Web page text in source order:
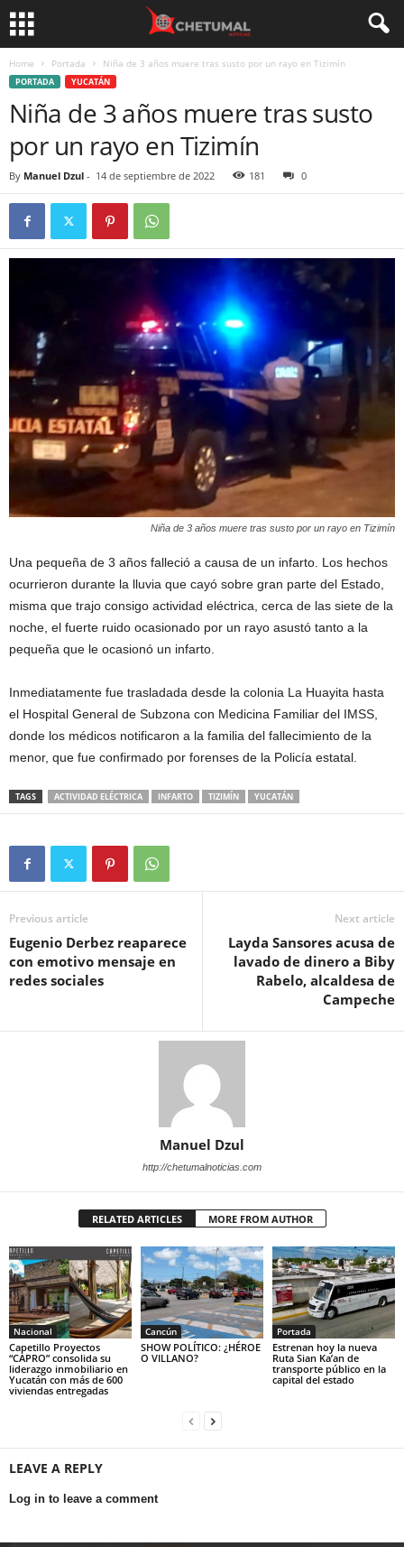
Home Portada Niña de 3 años muere tras susto por un rayo en Tizimín
PORTADA YUCATÁN
Niña de 3 años muere tras susto
por un rayo en Tizimín
By Manuel Dzul - 14 de septiembre de 2022 181 0
Niña de 3 años muere tras susto por un rayo en Tizimín
Una pequeña de 3 años falleció a causa de un infarto. Los hechos
ocurrieron durante la lluvia que cayó sobre gran parte del Estado,
misma que trajo consigo actividad eléctrica, cerca de las siete de la
noche, el fuerte ruido ocasionado por un rayo asustó tanto a la
pequeña que le ocasionó un infarto.
Inmediatamente fue trasladada desde la colonia La Huayita hasta
el Hospital General de Subzona con Medicina Familiar del IMSS,
donde los médicos notificaron a la familia del fallecimiento de la
menor, que fue confirmado por forenses de la Policía estatal.
TAGS ACTIVIDAD ELÉCTRICA INFARTO TIZIMÍN YUCATÁN
Previous article
Eugenio Derbez reaparece
con emotivo mensaje en
redes sociales
Next article
Layda Sansores acusa de
lavado de dinero a Biby
Rabelo, alcaldesa de
Campeche
Manuel Dzul
http://chetumalnoticias.com
RELATED ARTICLES MORE FROM AUTHOR
Nacional
Capetillo Proyectos
“CAPRO” consolida su
liderazgo inmobiliario en
Yucatán con más de 600
viviendas entregadas
Cancún
SHOW POLÍTICO: ¿HÉROE
O VILLANO?
Portada
Estrenan hoy la nueva
Ruta Sian Ka’an de
transporte público en la
capital del estado
LEAVE A REPLY
Log in to leave a comment